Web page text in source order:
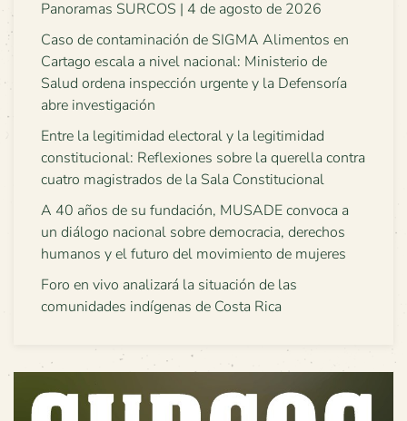
Panoramas SURCOS | 4 de agosto de 2026
Caso de contaminación de SIGMA Alimentos en
Cartago escala a nivel nacional: Ministerio de
Salud ordena inspección urgente y la Defensoría
abre investigación
Entre la legitimidad electoral y la legitimidad
constitucional: Reflexiones sobre la querella contra
cuatro magistrados de la Sala Constitucional
A 40 años de su fundación, MUSADE convoca a
un diálogo nacional sobre democracia, derechos
humanos y el futuro del movimiento de mujeres
Foro en vivo analizará la situación de las
comunidades indígenas de Costa Rica